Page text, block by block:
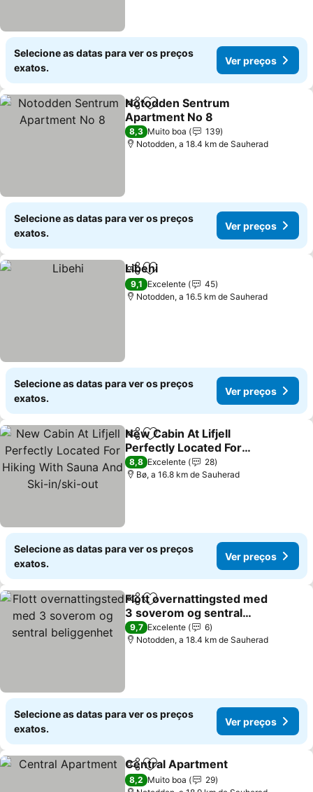
Selecione as datas para ver os preços
exatos.
Ver preços
PartilharAdicionar aos favoritos
Notodden Sentrum
Apartment No 8
Ver preços
8,3 Muito boa
139
Notodden, a 18.4 km de Sauherad
Selecione as datas para ver os preços
exatos.
Ver preços
PartilharAdicionar aos favoritos
Libehi
9,1 Excelente
45
Notodden, a 16.5 km de Sauherad
Selecione as datas para ver os preços
exatos.
Ver preços
PartilharAdicionar aos favoritos
New Cabin At Lifjell
Perfectly Located For
Hiking With Sauna And
Ski-in/ski-out
Ver preços
8,8 Excelente
28
Bø, a 16.8 km de Sauherad
Selecione as datas para ver os preços
exatos.
Ver preços
PartilharAdicionar aos favoritos
Flott overnattingsted med
3 soverom og sentral
beliggenhet
Ver preços
9,7 Excelente
6
Notodden, a 18.4 km de Sauherad
Selecione as datas para ver os preços
exatos.
Ver preços
PartilharAdicionar aos favoritos
Central Apartment
8,2 Muito boa
29